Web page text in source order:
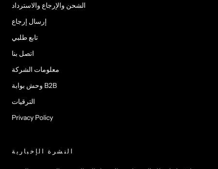
الشحن والإرجاع والاسترداد
إرسال إرجاع
تابع طلبي
اتصل بنا
معلومات الشركة
وحش بوابة B2B
الترقيات
Privacy Policy
النشرة الإخبارية